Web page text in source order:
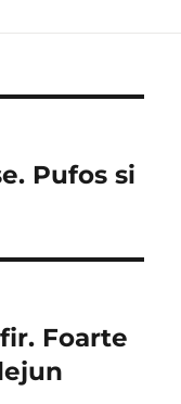
Pufos si
Foarte